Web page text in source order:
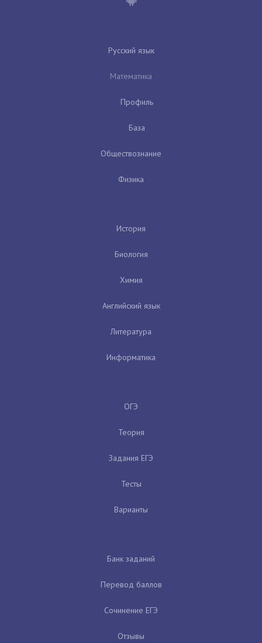
Русский язык
Математика
Профиль
База
Обществознание
Физика
История
Биология
Химия
Английский язык
Литература
Информатика
ОГЭ
Теория
Задания ЕГЭ
Тесты
Варианты
Банк заданий
Перевод баллов
Сочинение ЕГЭ
Отзывы